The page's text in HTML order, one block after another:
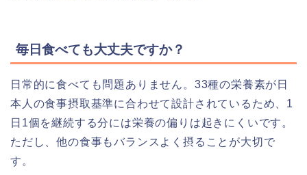
毎日食べても大丈夫ですか？
日常的に食べても問題ありません。33種の栄養素が日
本人の食事摂取基準に合わせて設計されているため、1
日1個を継続する分には栄養の偏りは起きにくいです。
ただし、他の食事もバランスよく摂ることが大切で
す。
トップページ